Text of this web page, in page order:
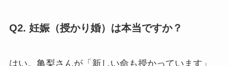
Q2. 妊娠（授かり婚）は本当ですか？
はい。亀梨さんが「新しい命も授かっています」